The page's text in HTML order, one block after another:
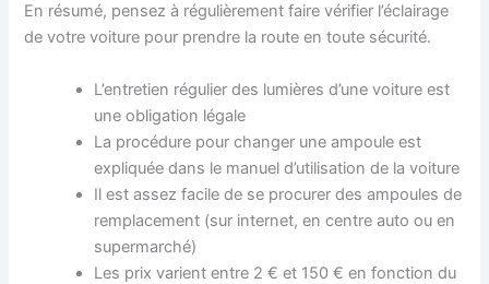
En résumé, pensez à régulièrement faire vérifier l’éclairage
de votre voiture pour prendre la route en toute sécurité.
L’entretien régulier des lumières d’une voiture est
une obligation légale
La procédure pour changer une ampoule est
expliquée dans le manuel d’utilisation de la voiture
Il est assez facile de se procurer des ampoules de
remplacement (sur internet, en centre auto ou en
supermarché)
Les prix varient entre 2 € et 150 € en fonction du